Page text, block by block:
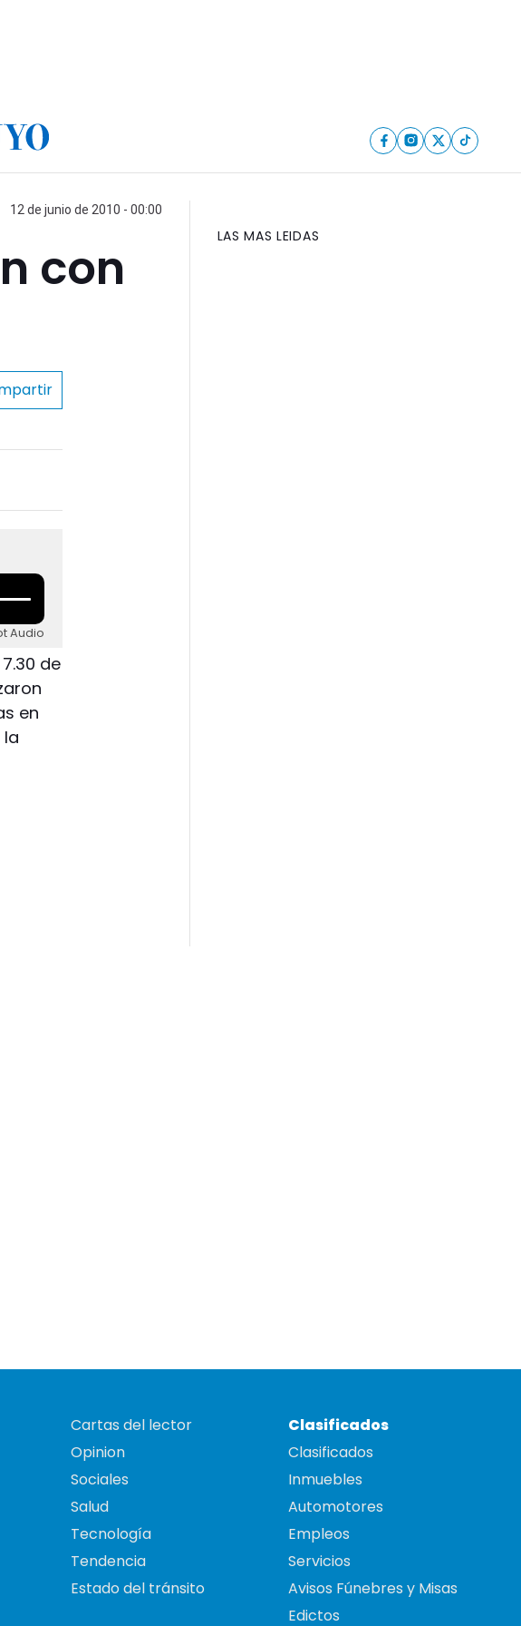
12 de junio de 2010 - 00:00
con
Audio
de
en
la
LAS MAS LEIDAS
Cartas del lector
Opinion
Sociales
Salud
Tecnología
Tendencia
Estado del tránsito
Clasificados
Clasificados
Inmuebles
Automotores
Empleos
Servicios
Avisos Fúnebres y Misas
Edictos